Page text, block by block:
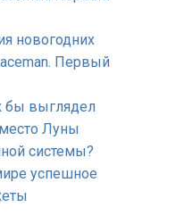
новогодних
Первый
бы выглядел
Луны
системы?
успешное